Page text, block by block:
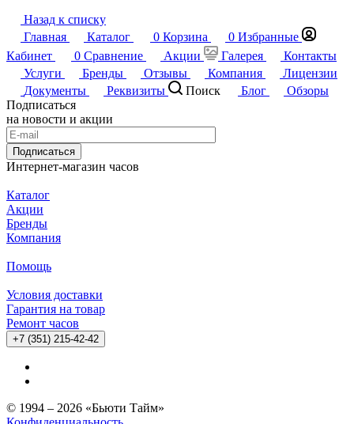
Назад к списку
Главная
Каталог 0 Корзина 0 Избранные
Кабинет
0 Сравнение Акции Галерея
Контакты
Услуги
Бренды Отзывы Компания
Лицензии
Документы
Реквизиты Поиск Блог
Обзоры
Подписаться
на новости и акции
Подписаться
Интернет-магазин часов
Каталог
Акции
Бренды
Компания
Помощь
Условия доставки
Гарантия на товар
Ремонт часов
+7 (351) 215-42-42
© 1994 – 2026 «Бьюти Тайм»